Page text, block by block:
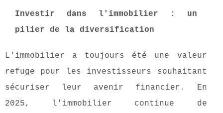
Investir dans l'immobilier : un
pilier de la diversification
L'immobilier a toujours été une valeur
refuge pour les investisseurs souhaitant
sécuriser leur avenir financier. En
2025, l'immobilier continue de